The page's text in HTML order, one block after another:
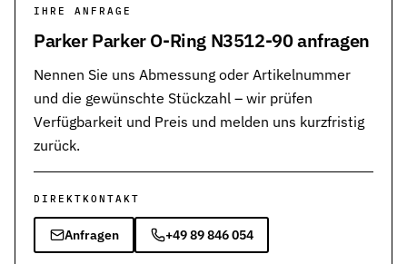
IHRE ANFRAGE
Parker Parker O-Ring N3512-90 anfragen
Nennen Sie uns Abmessung oder Artikelnummer
und die gewünschte Stückzahl – wir prüfen
Verfügbarkeit und Preis und melden uns kurzfristig
zurück.
DIREKTKONTAKT
Anfragen +49 89 846 054